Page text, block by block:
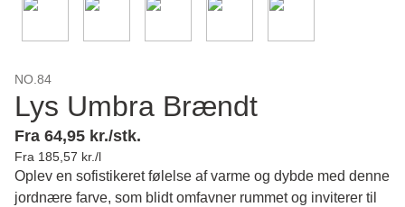
NO.84
Lys Umbra Brændt
Fra 64,95 kr./stk.
Fra 185,57 kr./l
Oplev en sofistikeret følelse af varme og dybde med denne
jordnære farve, som blidt omfavner rummet og inviterer til